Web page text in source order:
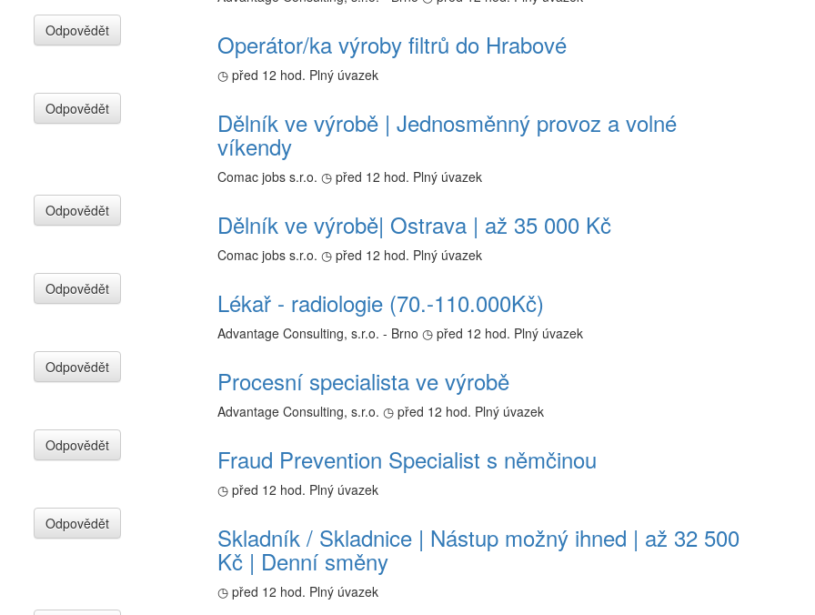
Odpovědět Operátor/ka výroby filtrů do Hrabové
◷ před 12 hod. Plný úvazek
Odpovědět Dělník ve výrobě | Jednosměnný provoz a volné
víkendy
Comac jobs s.r.o. ◷ před 12 hod. Plný úvazek
Odpovědět Dělník ve výrobě| Ostrava | až 35 000 Kč
Comac jobs s.r.o. ◷ před 12 hod. Plný úvazek
Odpovědět Lékař - radiologie (70.-110.000Kč)
Advantage Consulting, s.r.o. - Brno ◷ před 12 hod. Plný úvazek
Odpovědět Procesní specialista ve výrobě
Advantage Consulting, s.r.o. ◷ před 12 hod. Plný úvazek
Odpovědět Fraud Prevention Specialist s němčinou
◷ před 12 hod. Plný úvazek
Odpovědět Skladník / Skladnice | Nástup možný ihned | až 32 500
Kč | Denní směny
◷ před 12 hod. Plný úvazek